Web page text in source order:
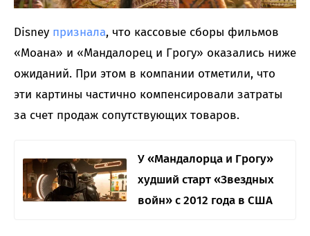
Disney признала, что кассовые сборы фильмов
«Моана» и «Мандалорец и Грогу» оказались ниже
ожиданий. При этом в компании отметили, что
эти картины частично компенсировали затраты
за счет продаж сопутствующих товаров.
У «Мандалорца и Грогу»
худший старт «Звездных
войн» с 2012 года в США